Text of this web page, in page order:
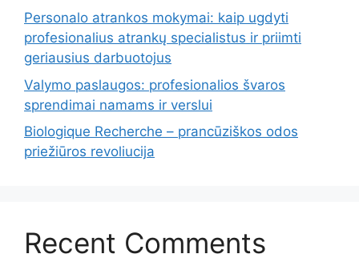
Personalo atrankos mokymai: kaip ugdyti
profesionalius atrankų specialistus ir priimti
geriausius darbuotojus
Valymo paslaugos: profesionalios švaros
sprendimai namams ir verslui
Biologique Recherche – prancūziškos odos
priežiūros revoliucija
Recent Comments